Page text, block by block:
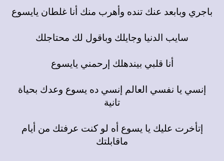
باجري وبابعد عنك تنده وأهرب منك أنا غلطان يايسوع
سايب الدنيا وجايلك وباقول لك محتاجلك
أنا قلبي بيندهلك إرحمني يايسوع
إنسي يا نفسي العالم إنسي ده يسوع وعدك بحياة
تانية
إتأخرت عليك يا يسوع أه لو كنت عرفتك من أيام
ماقابلتك